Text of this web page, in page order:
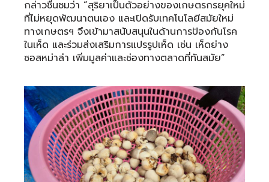
กล่าวชื่นชมว่า “สุริยาเป็นตัวอย่างของเกษตรกรยุคใหม่
ที่ไม่หยุดพัฒนาตนเอง และเปิดรับเทคโนโลยีสมัยใหม่
ทางเกษตรฯ จึงเข้ามาสนับสนุนในด้านการป้องกันโรค
ในเห็ด และร่วมส่งเสริมการแปรรูปเห็ด เช่น เห็ดย่าง
ซอสหม่าล่า เพิ่มมูลค่าและช่องทางตลาดที่ทันสมัย”